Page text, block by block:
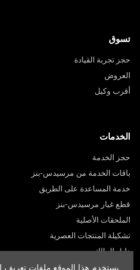
يستخدم هذا الموقع ملفات تعريف
تسوق
حجز تجربة القيادة
العروض
أقرب وكيل
الخدمات
حجز الخدمة
باقات الخدمة من مرسيدس-بنز
خدمة المساعدة على الطريق
قطع غيار مرسيدس-بنز
الملحقات الأصلية
تشكيلة المنتجات العصرية
دليل المالك